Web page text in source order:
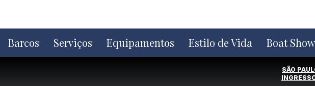
o
conteúdo
Barcos Serviços Equipamentos Estilo de Vida Boat Show
SÃO